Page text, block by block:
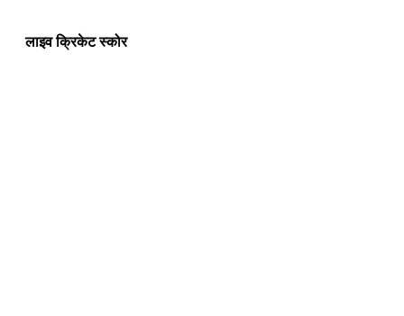
लाइव क्रिकेट स्कोर